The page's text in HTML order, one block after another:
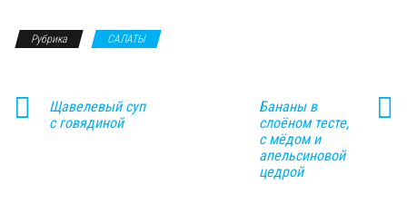
Рубрика САЛАТЫ
Щавелевый суп
с говядиной
Бананы в
слоёном тесте,
с мёдом и
апельсиновой
цедрой